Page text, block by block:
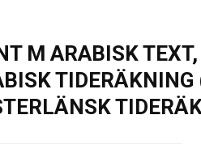
M ARABISK